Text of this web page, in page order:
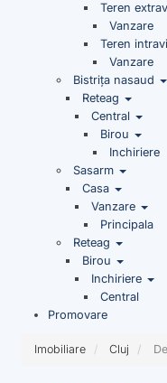
Teren
Vanzare
Teren
Vanzare
Bistrița nasaud
Reteag
Central
Birou
Inchiriere
Sasarm
Casa
Vanzare
Principala
Reteag
Birou
Inchiriere
Central
Promovare
Imobiliare Cluj